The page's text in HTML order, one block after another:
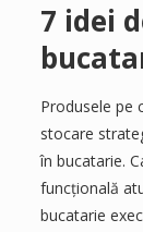
7 idei
Produsele pe
stocare
în bucatarie.
funcțională
bucatarie